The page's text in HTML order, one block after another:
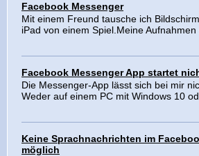
Facebook Messenger
Mit einem Freund tausche ich
iPad von einem Spiel.Meine Aufnahmen
Facebook Messenger App startet
Die Messenger-App lässt sich bei mir
Weder auf einem PC mit Windows 10
Keine Sprachnachrichten im
möglich